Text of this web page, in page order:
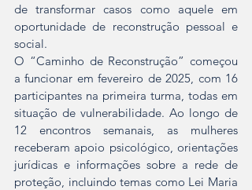
de transformar casos como aquele em
oportunidade de reconstrução pessoal e
social.
O “Caminho de Reconstrução” começou
a funcionar em fevereiro de 2025, com 16
participantes na primeira turma, todas em
situação de vulnerabilidade. Ao longo de
12 encontros semanais, as mulheres
receberam apoio psicológico, orientações
jurídicas e informações sobre a rede de
proteção, incluindo temas como Lei Maria